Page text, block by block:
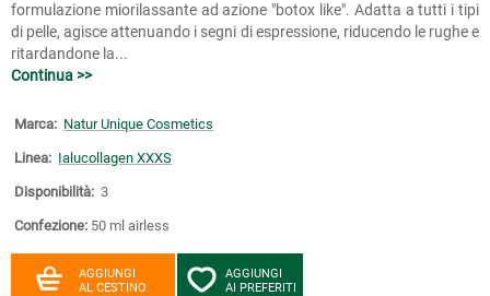
formulazione miorilassante ad azione "botox like". Adatta a tutti i tipi
di pelle, agisce attenuando i segni di espressione, riducendo le rughe e
ritardandone la...
Continua >>
Marca: Natur Unique Cosmetics
Linea: Ialucollagen XXXS
Disponibilità: 3
Confezione: 50 ml airless
AGGIUNGI
AL CESTINO
AGGIUNGI
AI PREFERITI